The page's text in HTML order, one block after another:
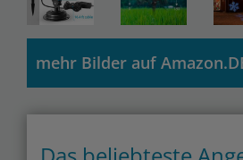
mehr Bilder auf